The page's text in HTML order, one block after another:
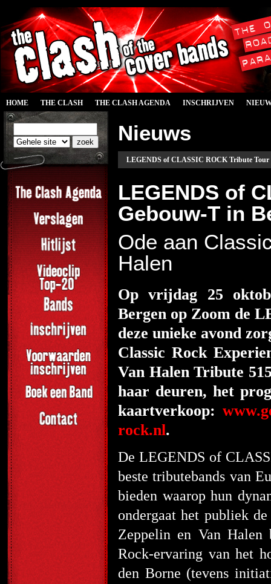
HOME THE CLASH THE CLASH AGENDA INSCHRIJVEN
Nieuws
LEGENDS of CLASSIC ROCK Tribute Tour
LEGENDS of
Gebouw-T in
Ode aan
Halen
Op vrijdag 25
Bergen op Zoom de
deze unieke avond
Classic Rock
Van Halen Tribute
haar deuren, het
kaartverkoop:
rock.nl.
De LEGENDS of
beste tributebands van
bieden waarop hun
ondergaat het publiek
Zeppelin en Van Halen
Rock-ervaring van het
den Borne (tevens